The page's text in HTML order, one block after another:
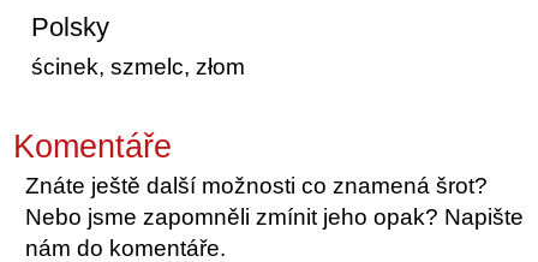
Polsky
ścinek, szmelc, złom
Komentáře
Znáte ještě další možnosti co znamená šrot?
Nebo jsme zapomněli zmínit jeho opak? Napište
nám do komentáře.